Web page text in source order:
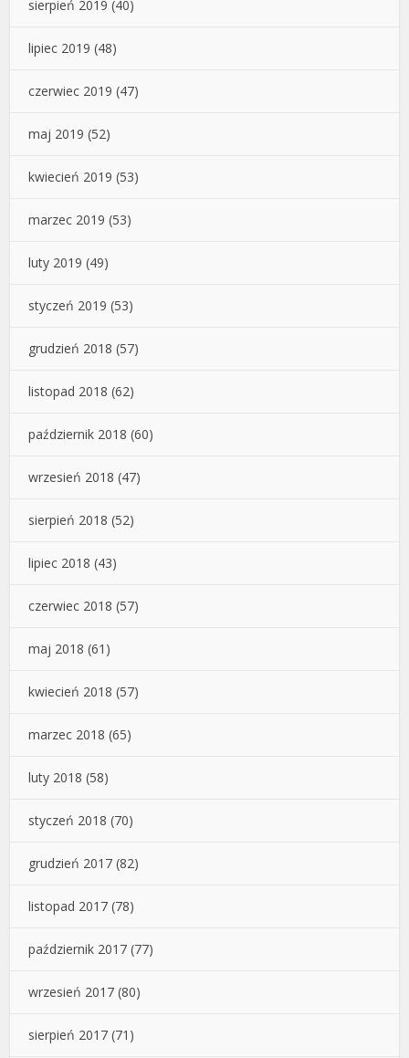
sierpień 2019 (40)
lipiec 2019 (48)
czerwiec 2019 (47)
maj 2019 (52)
kwiecień 2019 (53)
marzec 2019 (53)
luty 2019 (49)
styczeń 2019 (53)
grudzień 2018 (57)
listopad 2018 (62)
październik 2018 (60)
wrzesień 2018 (47)
sierpień 2018 (52)
lipiec 2018 (43)
czerwiec 2018 (57)
maj 2018 (61)
kwiecień 2018 (57)
marzec 2018 (65)
luty 2018 (58)
styczeń 2018 (70)
grudzień 2017 (82)
listopad 2017 (78)
październik 2017 (77)
wrzesień 2017 (80)
sierpień 2017 (71)